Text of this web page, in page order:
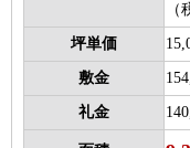
坪単価
敷金
礼金